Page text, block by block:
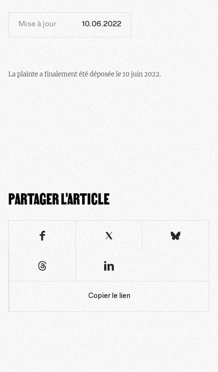
Mise à jour 10.06.2022
La plainte a finalement été déposée le 10 juin 2022.
PARTAGER L'ARTICLE
Copier le lien